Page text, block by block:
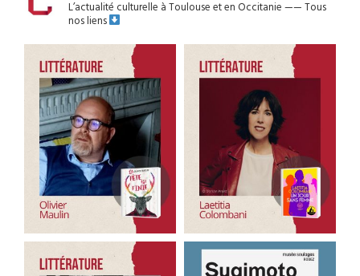
L’actualité culturelle à Toulouse et en Occitanie——Tous
nos liens